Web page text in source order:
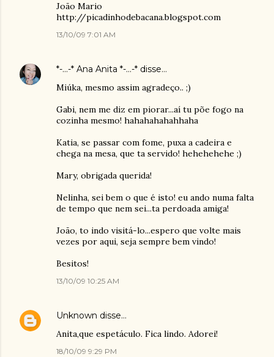
João Mario
http://picadinhodebacana.blogspot.com
13/10/09 7:01 AM
*-...-* Ana Anita *-...-* disse…
Miúka, mesmo assim agradeço.. ;)
Gabi, nem me diz em piorar...aí tu põe fogo na
cozinha mesmo! hahahahahahhaha
Katia, se passar com fome, puxa a cadeira e
chega na mesa, que ta servido! hehehehehe ;)
Mary, obrigada querida!
Nelinha, sei bem o que é isto! eu ando numa falta
de tempo que nem sei...ta perdoada amiga!
João, to indo visitá-lo...espero que volte mais
vezes por aqui, seja sempre bem vindo!
Besitos!
13/10/09 10:25 AM
Unknown disse…
Anita,que espetáculo. Fica lindo. Adorei!
18/10/09 9:29 PM